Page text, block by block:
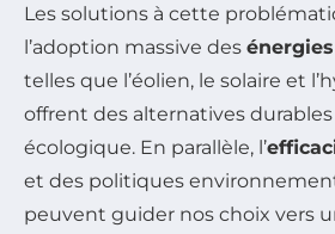
Les solutions à cette
l’adoption massive des
telles que l’éolien, le solaire et
offrent des alternatives
écologique. En parallèle, l’
et des politiques
peuvent guider nos choix vers